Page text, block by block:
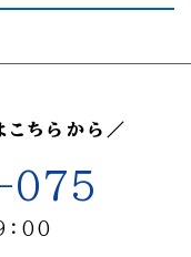
ちらから／
075
00